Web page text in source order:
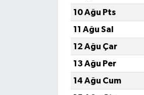
10 Ağu Pts
11 Ağu Sal
12 Ağu Çar
13 Ağu Per
14 Ağu Cum